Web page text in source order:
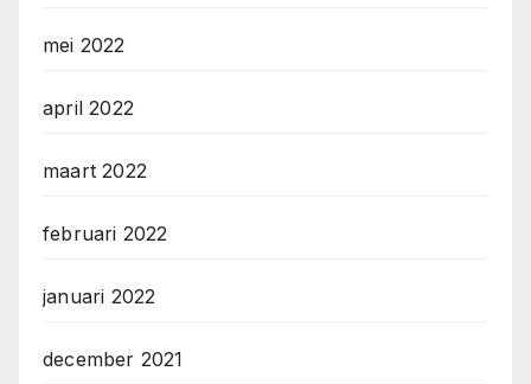
mei 2022
april 2022
maart 2022
februari 2022
januari 2022
december 2021